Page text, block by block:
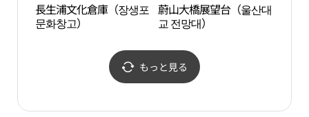
長生浦文化倉庫（장생포
문화창고）
蔚山大橋展望台（울산대
교 전망대）
もっと見る